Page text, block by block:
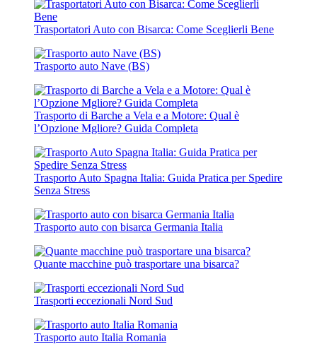
Trasportatori Auto con Bisarca: Come Sceglierli Bene
Trasporto auto Nave (BS)
Trasporto di Barche a Vela e a Motore: Qual è
l’Opzione Mgliore? Guida Completa
Trasporto Auto Spagna Italia: Guida Pratica per Spedire
Senza Stress
Trasporto auto con bisarca Germania Italia
Quante macchine può trasportare una bisarca?
Trasporti eccezionali Nord Sud
Trasporto auto Italia Romania